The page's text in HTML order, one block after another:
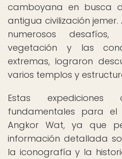
camboyana en busca
antigua civilización
numerosos
vegetación y las
extremas, lograron
varios templos y
Estas expediciones
fundamentales para el
Angkor Wat, ya que
información detallada
la iconografía y la